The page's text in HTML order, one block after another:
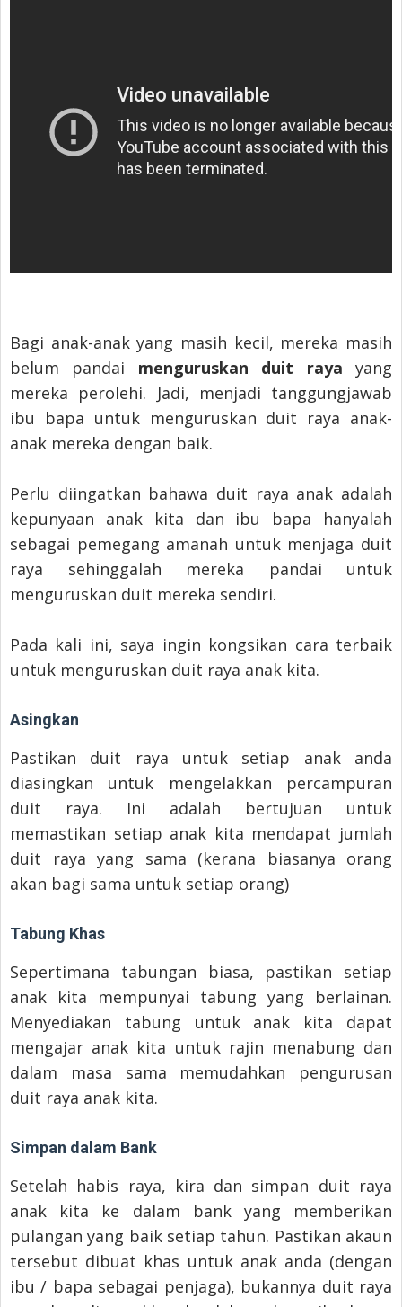
Bagi anak-anak yang masih kecil, mereka masih
belum pandai menguruskan duit raya yang
mereka perolehi. Jadi, menjadi tanggungjawab
ibu bapa untuk menguruskan duit raya anak-
anak mereka dengan baik.
Perlu diingatkan bahawa duit raya anak adalah
kepunyaan anak kita dan ibu bapa hanyalah
sebagai pemegang amanah untuk menjaga duit
raya sehinggalah mereka pandai untuk
menguruskan duit mereka sendiri.
Pada kali ini, saya ingin kongsikan cara terbaik
untuk menguruskan duit raya anak kita.
Asingkan
Pastikan duit raya untuk setiap anak anda
diasingkan untuk mengelakkan percampuran
duit raya. Ini adalah bertujuan untuk
memastikan setiap anak kita mendapat jumlah
duit raya yang sama (kerana biasanya orang
akan bagi sama untuk setiap orang)
Tabung Khas
Sepertimana tabungan biasa, pastikan setiap
anak kita mempunyai tabung yang berlainan.
Menyediakan tabung untuk anak kita dapat
mengajar anak kita untuk rajin menabung dan
dalam masa sama memudahkan pengurusan
duit raya anak kita.
Simpan dalam Bank
Setelah habis raya, kira dan simpan duit raya
anak kita ke dalam bank yang memberikan
pulangan yang baik setiap tahun. Pastikan akaun
tersebut dibuat khas untuk anak anda (dengan
ibu / bapa sebagai penjaga), bukannya duit raya